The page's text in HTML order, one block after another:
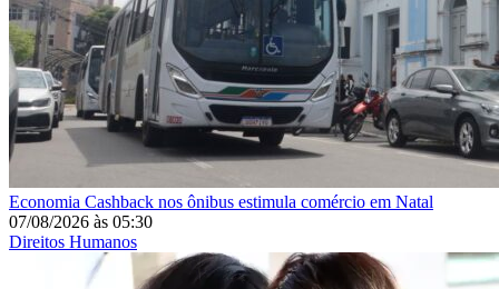
Economia Cashback nos ônibus estimula comércio em Natal
07/08/2026 às 05:30
Direitos Humanos